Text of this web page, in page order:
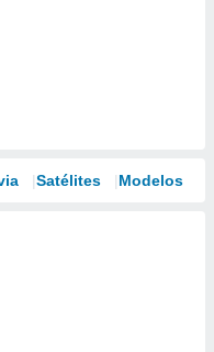
Satélites Modelos